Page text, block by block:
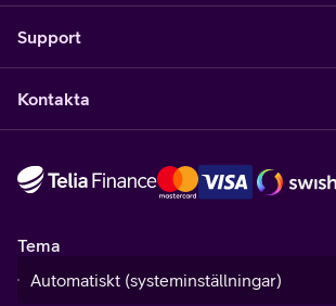
Support
Kontakta
Tema